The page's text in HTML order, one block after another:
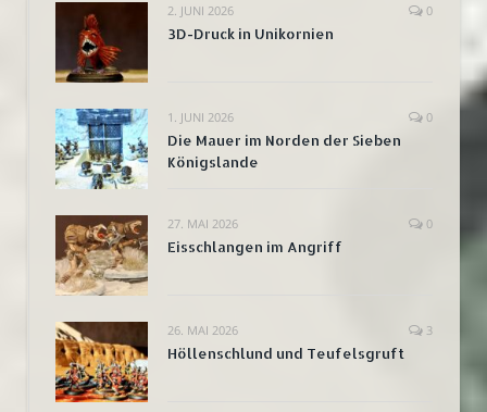
2. JUNI 2026 0
3D-Druck in Unikornien
1. JUNI 2026 0
Die Mauer im Norden der Sieben
Königslande
27. MAI 2026 0
Eisschlangen im Angriff
26. MAI 2026 3
Höllenschlund und Teufelsgruft